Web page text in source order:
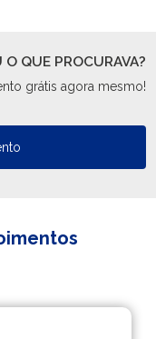
O QUE PROCURAVA?
grátis agora mesmo!